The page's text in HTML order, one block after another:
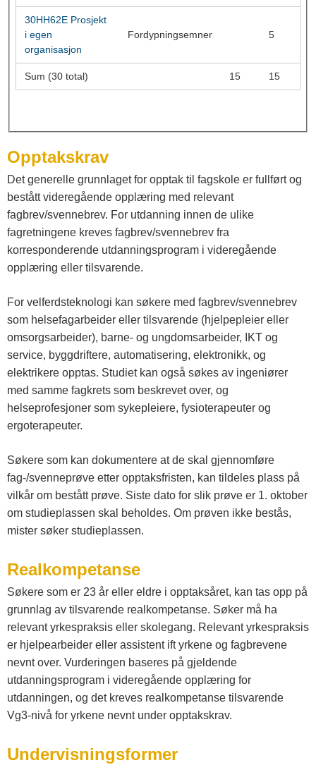
30HH62E Prosjekt
i egen
organisasjon
Fordypningsemner 5
Sum (30 total) 15 15
Opptakskrav
Det generelle grunnlaget for opptak til fagskole er fullført og
bestått videregående opplæring med relevant
fagbrev/svennebrev. For utdanning innen de ulike
fagretningene kreves fagbrev/svennebrev fra
korresponderende utdanningsprogram i videregående
opplæring eller tilsvarende.
For velferdsteknologi kan søkere med fagbrev/svennebrev
som helsefagarbeider eller tilsvarende (hjelpepleier eller
omsorgsarbeider), barne- og ungdomsarbeider, IKT og
service, byggdriftere, automatisering, elektronikk, og
elektrikere opptas. Studiet kan også søkes av ingeniører
med samme fagkrets som beskrevet over, og
helseprofesjoner som sykepleiere, fysioterapeuter og
ergoterapeuter.
Søkere som kan dokumentere at de skal gjennomføre
fag-/svenneprøve etter opptaksfristen, kan tildeles plass på
vilkår om bestått prøve. Siste dato for slik prøve er 1. oktober
om studieplassen skal beholdes. Om prøven ikke bestås,
mister søker studieplassen.
Realkompetanse
Søkere som er 23 år eller eldre i opptaksåret, kan tas opp på
grunnlag av tilsvarende realkompetanse. Søker må ha
relevant yrkespraksis eller skolegang. Relevant yrkespraksis
er hjelpearbeider eller assistent ift yrkene og fagbrevene
nevnt over. Vurderingen baseres på gjeldende
utdanningsprogram i videregående opplæring for
utdanningen, og det kreves realkompetanse tilsvarende
Vg3-nivå for yrkene nevnt under opptakskrav.
Undervisningsformer